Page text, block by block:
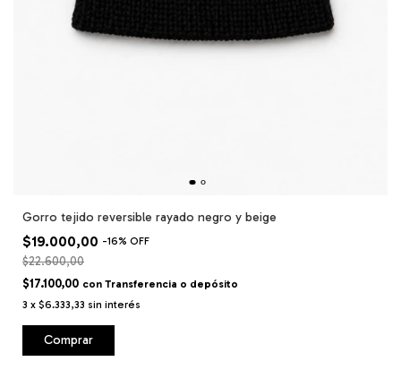
Gorro tejido reversible rayado negro y beige
$19.000,00 -16% OFF
$22.600,00
$17.100,00 con Transferencia o depósito
3 x $6.333,33 sin interés